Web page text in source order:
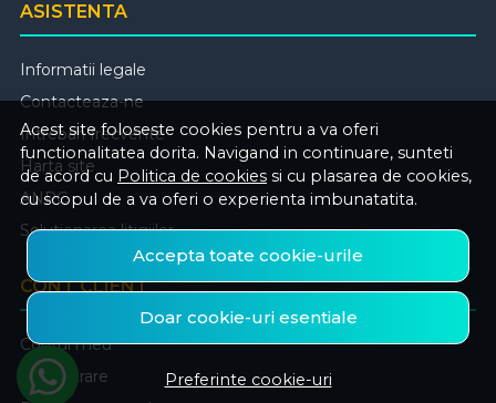
Acest site foloseste cookies pentru a va oferi
functionalitatea dorita. Navigand in continuare, sunteti
de acord cu Politica de cookies si cu plasarea de cookies,
cu scopul de a va oferi o experienta imbunatatita.
Accepta toate cookie-urile
Doar cookie-uri esentiale
Preferinte cookie-uri
ASISTENTA
Informatii legale
Contacteaza-ne
Intrebari frecvente
Harta site
ANPC
Solutionarea litigiilor
CONT CLIENT
Contul meu
Inregistrare